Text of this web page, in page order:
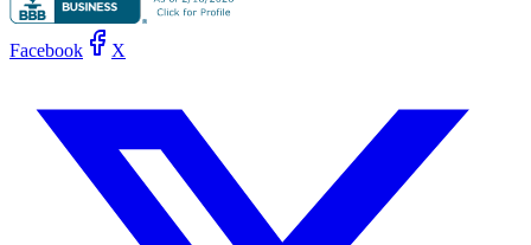
Facebook X